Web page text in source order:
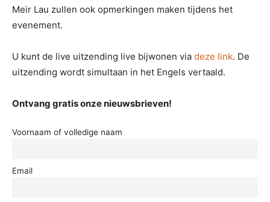
Meir Lau zullen ook opmerkingen maken tijdens het
evenement.
U kunt de live uitzending live bijwonen via deze link. De
uitzending wordt simultaan in het Engels vertaald.
Ontvang gratis onze nieuwsbrieven!
Voornaam of volledige naam
Email